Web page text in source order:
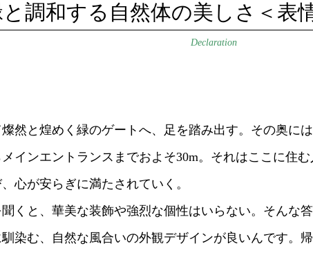
調和する自然体の美しさ ＜表
Declaration
然と煌めく緑のゲートへ、足を踏み出す。その奥に
インエントランスまでおよそ30m。それはここに住
心が安らぎに満たされていく。
くと、華美な装飾や強烈な個性はいらない。そんな答
馴染む、自然な風合いの外観デザインが良いんです。